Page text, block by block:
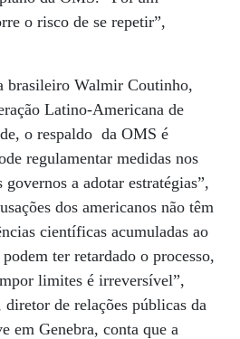
o risco de se repetir”,
brasileiro Walmir Coutinho,
Latino-Americana de
o respaldo da OMS é
regulamentar medidas nos
a adotar estratégias”,
dos americanos não têm
científicas acumuladas ao
ter retardado o processo,
limites é irreversível”,
de relações públicas da
em Genebra, conta que a